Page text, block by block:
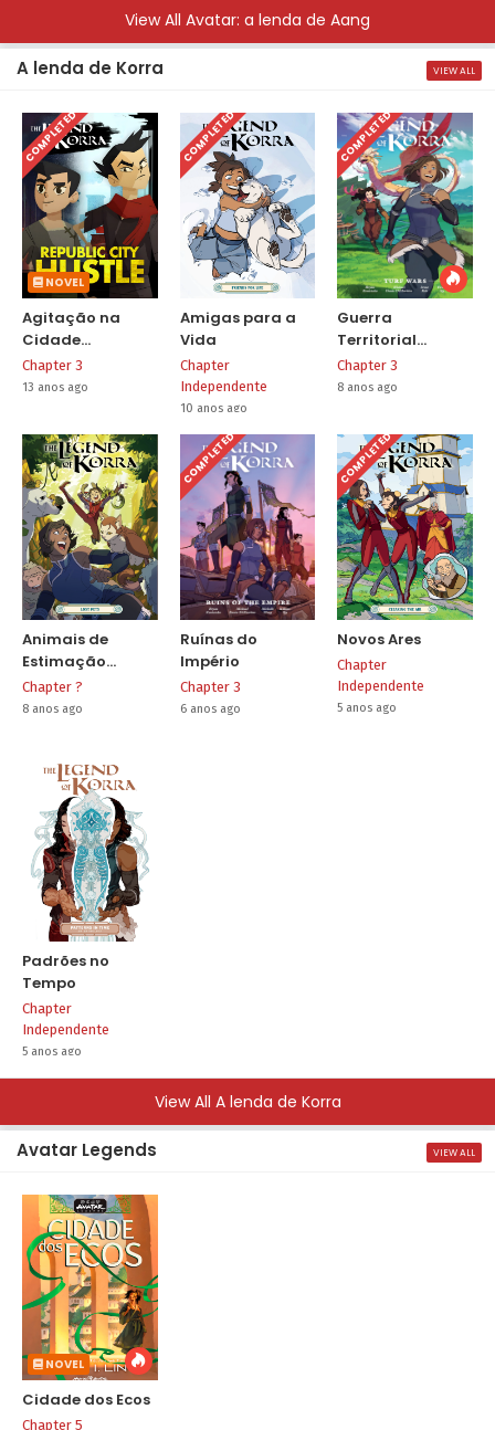
View All Avatar: a lenda de Aang
A lenda de Korra VIEW ALL
COMPLETED
NOVEL
Agitação na
Cidade
República
Chapter 3
13 anos ago
COMPLETED
Amigas para a
Vida
Chapter
Independente
10 anos ago
COMPLETED
Guerra
Territorial
(Prévia)
Chapter 3
8 anos ago
Animais de
Estimação
Perdidos
Chapter ?
8 anos ago
COMPLETED
Ruínas do
Império
Chapter 3
6 anos ago
COMPLETED
Novos Ares
Chapter
Independente
5 anos ago
Padrões no
Tempo
Chapter
Independente
5 anos ago
View All A lenda de Korra
Avatar Legends VIEW ALL
NOVEL
Cidade dos Ecos
Chapter 5